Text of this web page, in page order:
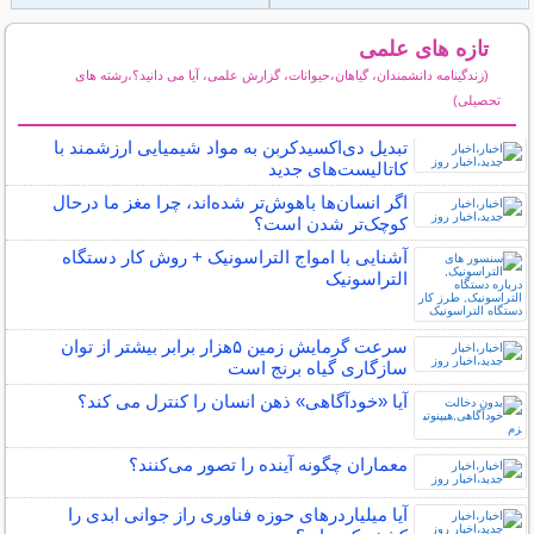
تازه های علمی
(زندگینامه دانشمندان، گیاهان،حیوانات، گزارش علمی، آیا می دانید؟،رشته های
تحصیلی)
تبدیل دی‌اکسیدکربن به مواد شیمیایی ارزشمند با
کاتالیست‌های جدید
اگر انسان‌ها باهوش‌تر شده‌اند، چرا مغز ما درحال
کوچک‌تر شدن است؟
آشنایی با امواج التراسونیک + روش کار دستگاه
التراسونیک
سرعت گرمایش زمین ۵هزار برابر بیشتر از توان
سازگاری گیاه برنج است
آیا «خودآگاهی» ذهن انسان را کنترل می کند؟
معماران چگونه آینده را تصور می‌کنند؟
آیا میلیاردرهای حوزه فناوری راز جوانی ابدی را